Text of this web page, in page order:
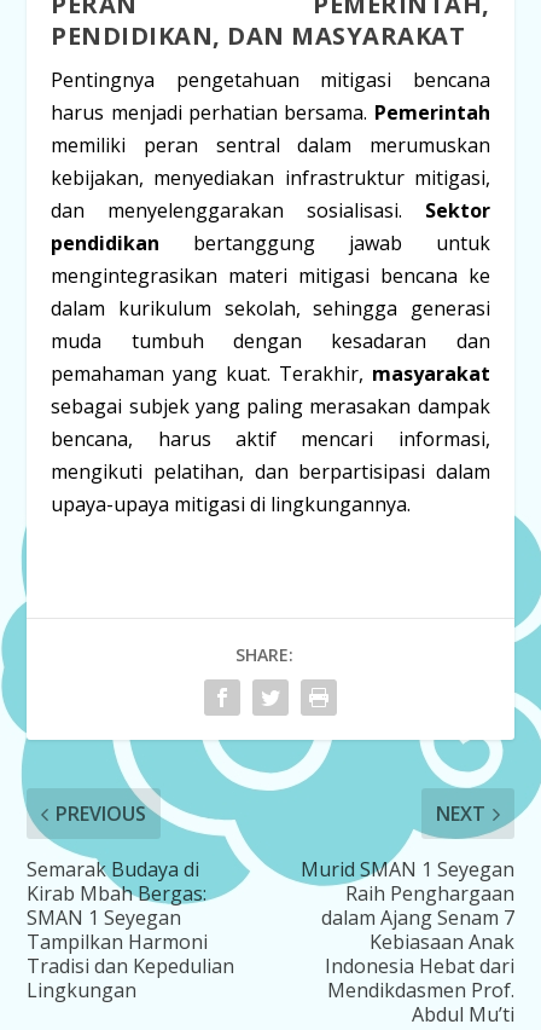
PENDIDIKAN, DAN MASYARAKAT
Pentingnya pengetahuan mitigasi bencana
harus menjadi perhatian bersama. Pemerintah
memiliki peran sentral dalam merumuskan
kebijakan, menyediakan infrastruktur mitigasi,
dan menyelenggarakan sosialisasi. Sektor
pendidikan bertanggung jawab untuk
mengintegrasikan materi mitigasi bencana ke
dalam kurikulum sekolah, sehingga generasi
muda tumbuh dengan kesadaran dan
pemahaman yang kuat. Terakhir, masyarakat
sebagai subjek yang paling merasakan dampak
bencana, harus aktif mencari informasi,
mengikuti pelatihan, dan berpartisipasi dalam
upaya-upaya mitigasi di lingkungannya.
SHARE:
PREVIOUS
Semarak Budaya di
Kirab Mbah Bergas:
SMAN 1 Seyegan
Tampilkan Harmoni
Tradisi dan Kepedulian
Lingkungan
NEXT
Murid SMAN 1 Seyegan
Raih Penghargaan
dalam Ajang Senam 7
Kebiasaan Anak
Indonesia Hebat dari
Mendikdasmen Prof.
Abdul Mu’ti